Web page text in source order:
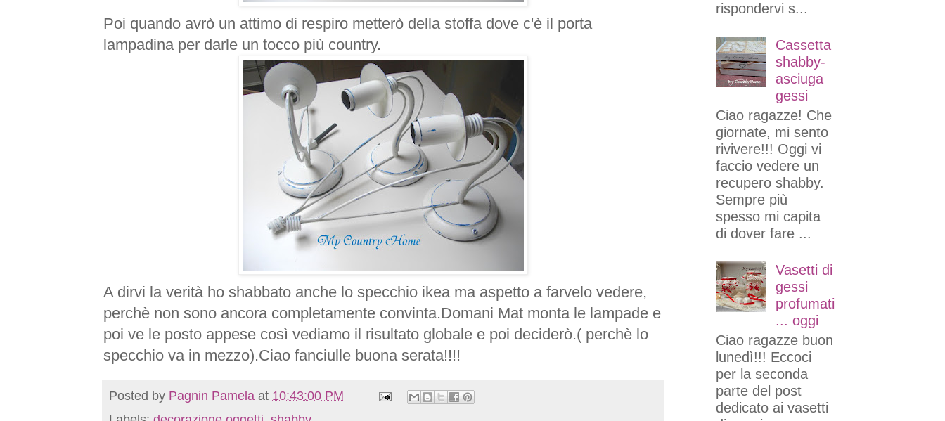
Poi quando avrò un attimo di respiro metterò della stoffa dove c'è il porta
lampadina per darle un tocco più country.
A dirvi la verità ho shabbato anche lo specchio ikea ma aspetto a farvelo vedere,
perchè non sono ancora completamente convinta.Domani Mat monta le lampade e
poi ve le posto appese così vediamo il risultato globale e poi deciderò.( perchè lo
specchio va in mezzo).Ciao fanciulle buona serata!!!!
Posted by Pagnin Pamela at 10:43:00 PM
rispondervi s...
Cassetta
shabby-
asciuga
gessi
Ciao ragazze! Che
giornate, mi sento
rivivere!!! Oggi vi
faccio vedere un
recupero shabby.
Sempre più
spesso mi capita
di dover fare ...
Vasetti di
gessi
profumati
... oggi
Ciao ragazze buon
lunedì!!! Eccoci
per la seconda
parte del post
dedicato ai vasetti